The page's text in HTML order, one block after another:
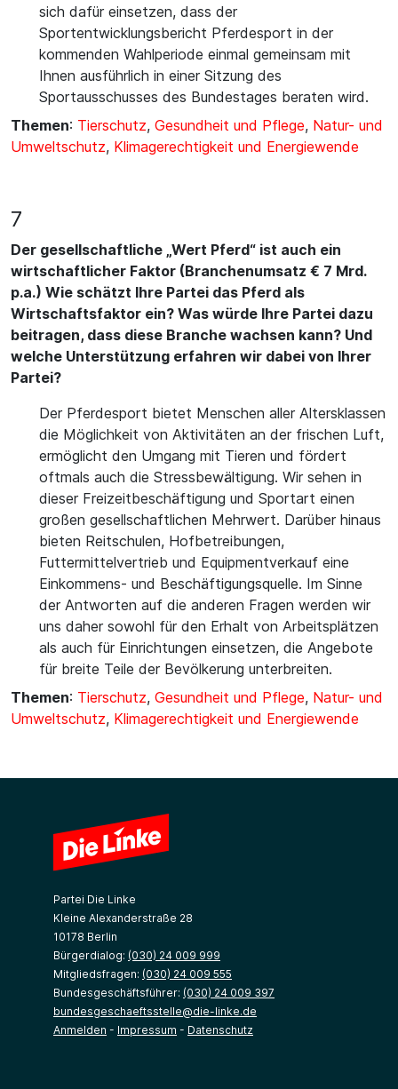
sich dafür einsetzen, dass der
Sportentwicklungsbericht Pferdesport in der
kommenden Wahlperiode einmal gemeinsam mit
Ihnen ausführlich in einer Sitzung des
Sportausschusses des Bundestages beraten wird.
Themen: Tierschutz, Gesundheit und Pflege, Natur- und
Umweltschutz, Klimagerechtigkeit und Energiewende
7
Der gesellschaftliche „Wert Pferd“ ist auch ein
wirtschaftlicher Faktor (Branchenumsatz € 7 Mrd.
p.a.) Wie schätzt Ihre Partei das Pferd als
Wirtschaftsfaktor ein? Was würde Ihre Partei dazu
beitragen, dass diese Branche wachsen kann? Und
welche Unterstützung erfahren wir dabei von Ihrer
Partei?
Der Pferdesport bietet Menschen aller Altersklassen
die Möglichkeit von Aktivitäten an der frischen Luft,
ermöglicht den Umgang mit Tieren und fördert
oftmals auch die Stressbewältigung. Wir sehen in
dieser Freizeitbeschäftigung und Sportart einen
großen gesellschaftlichen Mehrwert. Darüber hinaus
bieten Reitschulen, Hofbetreibungen,
Futtermittelvertrieb und Equipmentverkauf eine
Einkommens- und Beschäftigungsquelle. Im Sinne
der Antworten auf die anderen Fragen werden wir
uns daher sowohl für den Erhalt von Arbeitsplätzen
als auch für Einrichtungen einsetzen, die Angebote
für breite Teile der Bevölkerung unterbreiten.
Themen: Tierschutz, Gesundheit und Pflege, Natur- und
Umweltschutz, Klimagerechtigkeit und Energiewende
Partei Die Linke
Kleine Alexanderstraße 28
10178 Berlin
Bürgerdialog: (030) 24 009 999
Mitgliedsfragen: (030) 24 009 555
Bundesgeschäftsführer: (030) 24 009 397
bundesgeschaeftsstelle@die-linke.de
Anmelden - Impressum - Datenschutz